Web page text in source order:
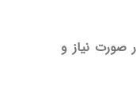
صورت نیاز و